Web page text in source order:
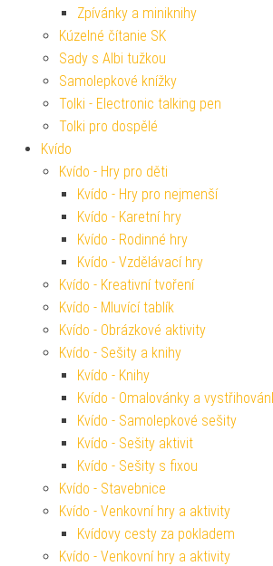
Zpívánky a miniknihy
Kúzelné čítanie SK
Sady s Albi tužkou
Samolepkové knížky
Tolki - Electronic talking pen
Tolki pro dospělé
Kvído
Kvído - Hry pro děti
Kvído - Hry pro nejmenší
Kvído - Karetní hry
Kvído - Rodinné hry
Kvído - Vzdělávací hry
Kvído - Kreativní tvoření
Kvído - Mluvící tablík
Kvído - Obrázkové aktivity
Kvído - Sešity a knihy
Kvído - Knihy
Kvído - Omalovánky a
Kvído - Samolepkové sešity
Kvído - Sešity aktivit
Kvído - Sešity s fixou
Kvído - Stavebnice
Kvído - Venkovní hry a aktivity
Kvídovy cesty za pokladem
Kvído - Venkovní hry a aktivity